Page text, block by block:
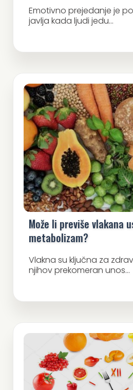
Emotivno prejedanje je
javlja kada ljudi jedu...
Može li previše vlakana
metabolizam?
Vlakna su ključna za
njihov prekomeran unos...